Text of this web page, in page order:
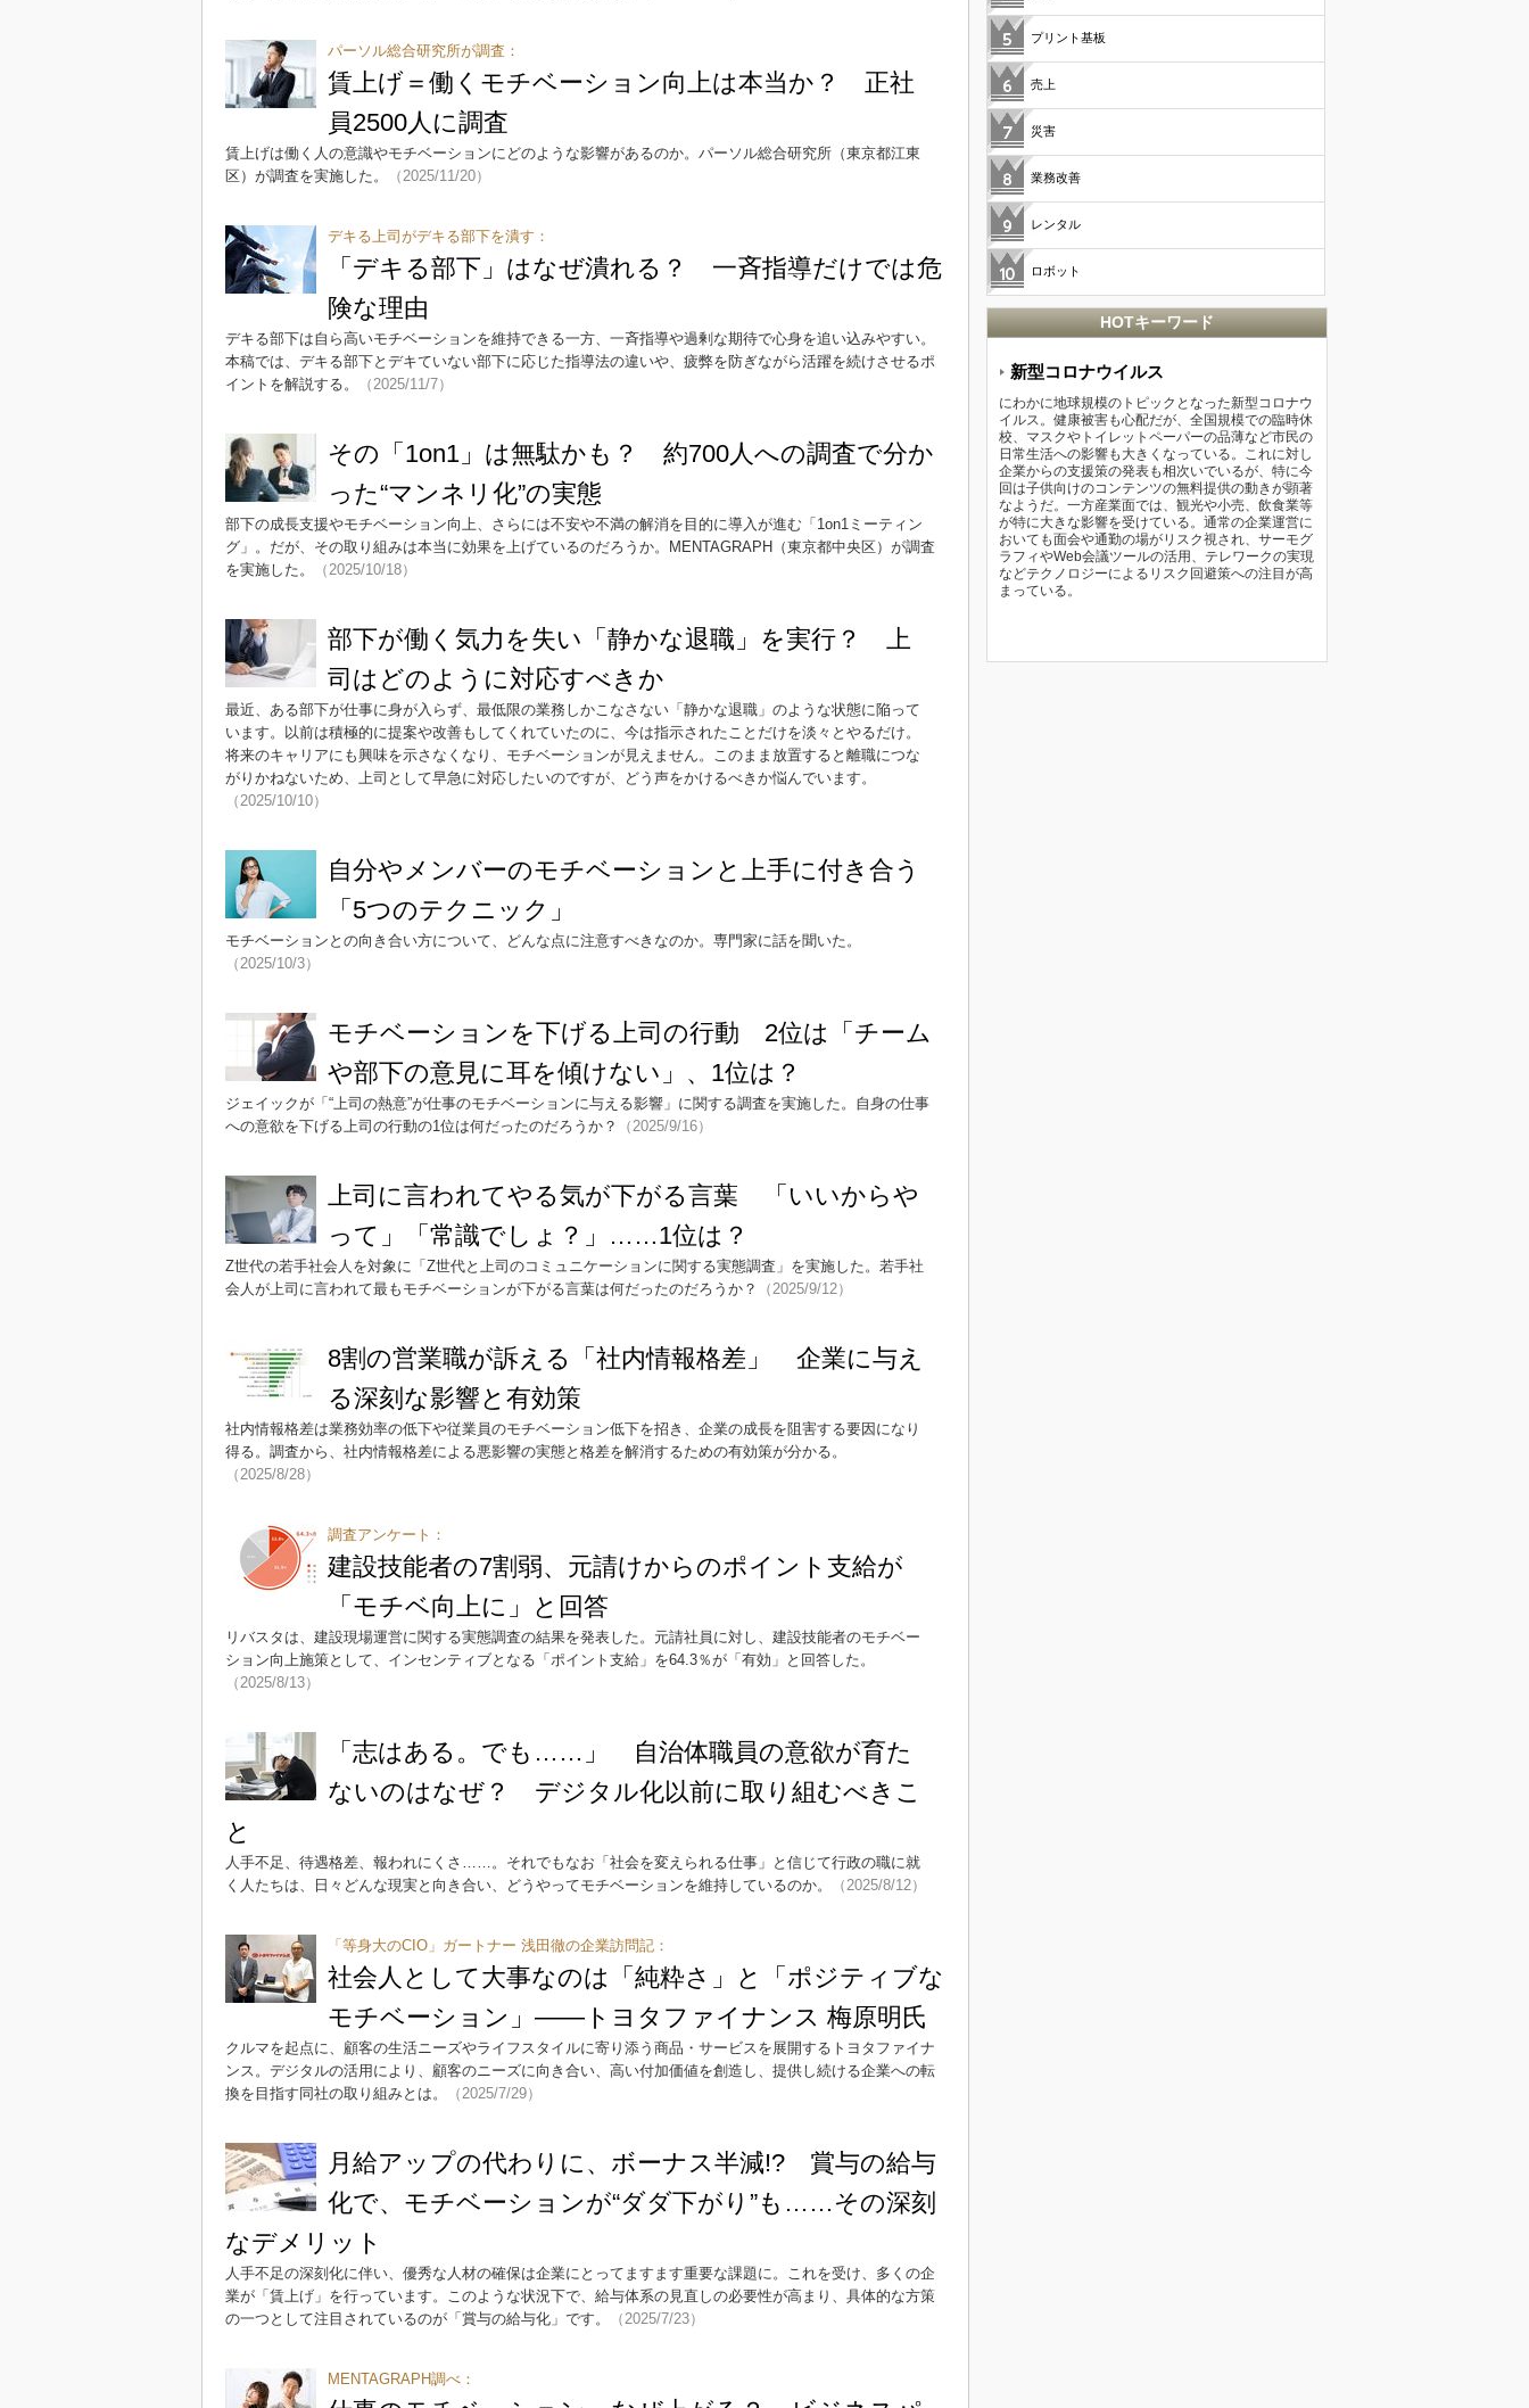
パーソル総合研究所が調査：
賃上げ＝働くモチベーション向上は本当か？ 正社
員2500人に調査
賃上げは働く人の意識やモチベーションにどのような影響があるのか。パーソル総合研究所（東京都江東
区）が調査を実施した。
（2025/11/20）
デキる上司がデキる部下を潰す：
「デキる部下」はなぜ潰れる？ 一斉指導だけでは危
険な理由
デキる部下は自ら高いモチベーションを維持できる一方、一斉指導や過剰な期待で心身を追い込みやすい。
本稿では、デキる部下とデキていない部下に応じた指導法の違いや、疲弊を防ぎながら活躍を続けさせるポ
イントを解説する。
（2025/11/7）
その「1on1」は無駄かも？ 約700人への調査で分か
った“マンネリ化”の実態
部下の成長支援やモチベーション向上、さらには不安や不満の解消を目的に導入が進む「1on1ミーティン
グ」。だが、その取り組みは本当に効果を上げているのだろうか。MENTAGRAPH（東京都中央区）が調査
を実施した。
（2025/10/18）
部下が働く気力を失い「静かな退職」を実行？ 上
司はどのように対応すべきか
最近、ある部下が仕事に身が入らず、最低限の業務しかこなさない「静かな退職」のような状態に陥って
います。以前は積極的に提案や改善もしてくれていたのに、今は指示されたことだけを淡々とやるだけ。
将来のキャリアにも興味を示さなくなり、モチベーションが見えません。このまま放置すると離職につな
がりかねないため、上司として早急に対応したいのですが、どう声をかけるべきか悩んでいます。
（2025/10/10）
自分やメンバーのモチベーションと上手に付き合う
「5つのテクニック」
モチベーションとの向き合い方について、どんな点に注意すべきなのか。専門家に話を聞いた。
（2025/10/3）
モチベーションを下げる上司の行動 2位は「チーム
や部下の意見に耳を傾けない」、1位は？
ジェイックが「“上司の熱意”が仕事のモチベーションに与える影響」に関する調査を実施した。自身の仕事
への意欲を下げる上司の行動の1位は何だったのだろうか？
（2025/9/16）
上司に言われてやる気が下がる言葉 「いいからや
って」「常識でしょ？」……1位は？
Z世代の若手社会人を対象に「Z世代と上司のコミュニケーションに関する実態調査」を実施した。若手社
会人が上司に言われて最もモチベーションが下がる言葉は何だったのだろうか？
（2025/9/12）
8割の営業職が訴える「社内情報格差」 企業に与え
る深刻な影響と有効策
社内情報格差は業務効率の低下や従業員のモチベーション低下を招き、企業の成長を阻害する要因になり
得る。調査から、社内情報格差による悪影響の実態と格差を解消するための有効策が分かる。
（2025/8/28）
調査アンケート：
建設技能者の7割弱、元請けからのポイント支給が
「モチベ向上に」と回答
リバスタは、建設現場運営に関する実態調査の結果を発表した。元請社員に対し、建設技能者のモチベー
ション向上施策として、インセンティブとなる「ポイント支給」を64.3％が「有効」と回答した。
（2025/8/13）
「志はある。でも……」 自治体職員の意欲が育た
ないのはなぜ？ デジタル化以前に取り組むべきこ
と
人手不足、待遇格差、報われにくさ……。それでもなお「社会を変えられる仕事」と信じて行政の職に就
く人たちは、日々どんな現実と向き合い、どうやってモチベーションを維持しているのか。
（2025/8/12）
「等身大のCIO」ガートナー 浅田徹の企業訪問記：
社会人として大事なのは「純粋さ」と「ポジティブな
モチベーション」――トヨタファイナンス 梅原明氏
クルマを起点に、顧客の生活ニーズやライフスタイルに寄り添う商品・サービスを展開するトヨタファイナ
ンス。デジタルの活用により、顧客のニーズに向き合い、高い付加価値を創造し、提供し続ける企業への転
換を目指す同社の取り組みとは。
（2025/7/29）
月給アップの代わりに、ボーナス半減!? 賞与の給与
化で、モチベーションが“ダダ下がり”も……その深刻
なデメリット
人手不足の深刻化に伴い、優秀な人材の確保は企業にとってますます重要な課題に。これを受け、多くの企
業が「賃上げ」を行っています。このような状況下で、給与体系の見直しの必要性が高まり、具体的な方策
の一つとして注目されているのが「賞与の給与化」です。
（2025/7/23）
MENTAGRAPH調べ：
プリント基板
売上
災害
業務改善
レンタル
ロボット
HOTキーワード
新型コロナウイルス
にわかに地球規模のトピックとなった新型コロナウ
イルス。健康被害も心配だが、全国規模での臨時休
校、マスクやトイレットペーパーの品薄など市民の
日常生活への影響も大きくなっている。これに対し
企業からの支援策の発表も相次いでいるが、特に今
回は子供向けのコンテンツの無料提供の動きが顕著
なようだ。一方産業面では、観光や小売、飲食業等
が特に大きな影響を受けている。通常の企業運営に
おいても面会や通勤の場がリスク視され、サーモグ
ラフィやWeb会議ツールの活用、テレワークの実現
などテクノロジーによるリスク回避策への注目が高
まっている。